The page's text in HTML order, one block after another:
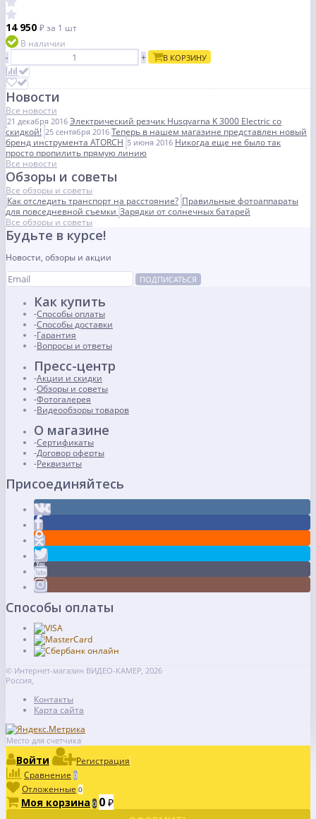
14 950 ₽за 1 шт
В наличии
-
+ В КОРЗИНУ
Новости
Все новости
21 декабря 2016 Электрический резчик Husqvarna K 3000 Electric со
скидкой! 25 сентября 2016 Теперь в нашем магазине представлен новый
бренд инструмента ATORCH 5 июня 2016 Никогда еще не было так
просто пропилить прямую линию
Все новости
Обзоры и советы
Все обзоры и советы
Как отследить транспорт на расстояние? Правильные фотоаппараты
для повседневной съемки Зарядки от солнечных батарей
Все обзоры и советы
Будьте в курсе!
Новости, обзоры и акции
ПОДПИСАТЬСЯ
Как купить
Способы оплаты
Способы доставки
Гарантия
Вопросы и ответы
Пресс-центр
Акции и скидки
Обзоры и советы
Фотогалерея
Видеообзоры товаров
О магазине
Сертификаты
Договор оферты
Реквизиты
Присоединяйтесь
Способы оплаты
© Интернет-магазин ВИДЕО-КАМЕР, 2026
Россия,
Контакты
Карта сайта
Место для счетчика
Войти
Регистрация
Сравнение 0
Отложенные 0
Моя корзина 0 0 ₽